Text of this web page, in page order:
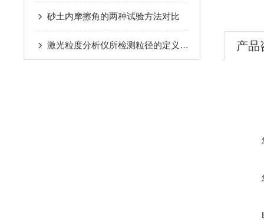
砂土内摩擦角的两种试验方法对比
激光粒度分析仪所检测粒径的定义你知道么 产品